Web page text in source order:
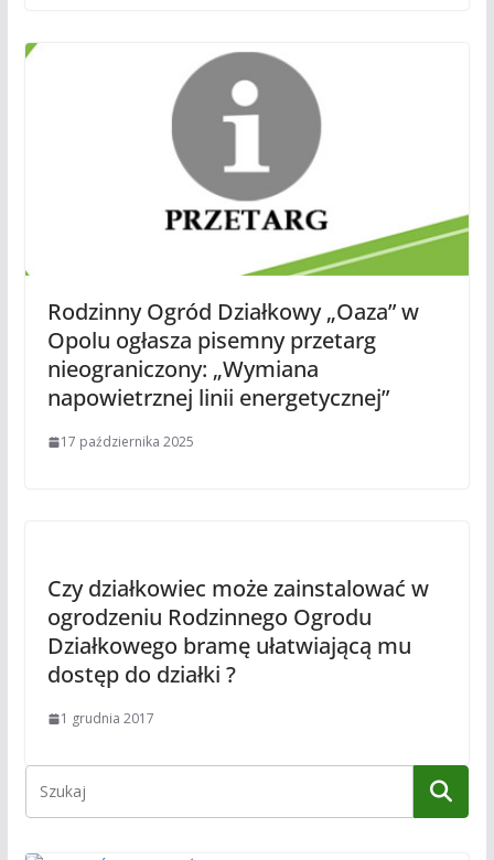
Rodzinny Ogród Działkowy „Oaza” w
Opolu ogłasza pisemny przetarg
nieograniczony: „Wymiana
napowietrznej linii energetycznej”
17 października 2025
Czy działkowiec może zainstalować w
ogrodzeniu Rodzinnego Ogrodu
Działkowego bramę ułatwiającą mu
dostęp do działki ?
1 grudnia 2017